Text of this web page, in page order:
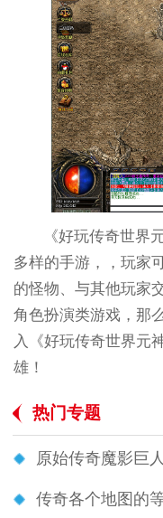
《好玩传奇世界
多样的手游，，玩家
的怪物、与其他玩家
角色扮演类游戏，那
入《好玩传奇世界元
雄！
热门专题
原始传奇魔影巨
传奇各个地图的